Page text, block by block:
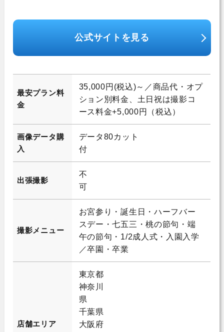
公式サイトを見る
最安プラン料
金
35,000円(税込)～／商品代・オプ
ション別料金、土日祝は撮影コ
ース料金+5,000円（税込）
画像データ購
入
データ80カット
付
出張撮影
不
可
撮影メニュー
お宮参り・誕生日・ハーフバー
スデー・七五三・桃の節句・端
午の節句・1/2成人式・入園入学
／卒園・卒業
店舗エリア
東京都
神奈川
県
千葉県
大阪府